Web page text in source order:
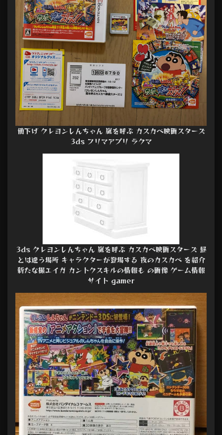
値下げ クレヨンしんちゃん 嵐を呼ぶ カスカベ映画スターズ
3ds フリマアプリ ラクマ
3ds クレヨンしんちゃん 嵐を呼ぶ カスカベ映画スターズ 昼
とは違う場所 キャラクターが登場する 夜のカスカベ を紹介
新たな撮エイガ カントクスキルの情報も の画像 ゲーム情報
サイト gamer